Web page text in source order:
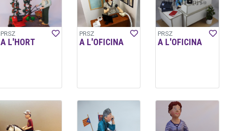
PRSZ
A L'HORT
PRSZ
A L'OFICINA
PRSZ
A L'OFICINA